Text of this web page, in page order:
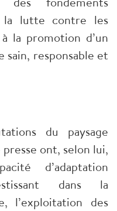
la lutte contre les
la promotion d’un
responsable et
du paysage
ont, selon lui,
d’adaptation
dans la
l’exploitation des